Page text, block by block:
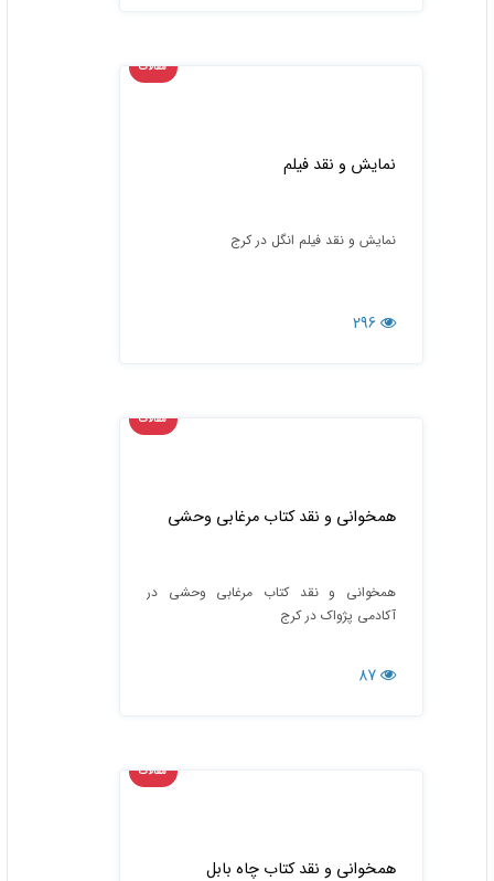
مقالات
نمایش و نقد فیلم
نمایش و نقد فیلم انگل در کرج
مقالات
همخوانی و نقد کتاب مرغابی وحشی
همخوانی و نقد کتاب مرغابی وحشی در
آکادمی پژواک در کرج
مقالات
همخوانی و نقد کتاب چاه بابل